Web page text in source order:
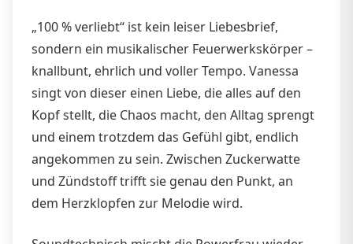
„100 % verliebt“ ist kein leiser Liebesbrief,
sondern ein musikalischer Feuerwerkskörper –
knallbunt, ehrlich und voller Tempo. Vanessa
singt von dieser einen Liebe, die alles auf den
Kopf stellt, die Chaos macht, den Alltag sprengt
und einem trotzdem das Gefühl gibt, endlich
angekommen zu sein. Zwischen Zuckerwatte
und Zündstoff trifft sie genau den Punkt, an
dem Herzklopfen zur Melodie wird.